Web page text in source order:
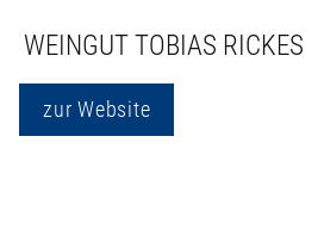
WEINGUT TOBIAS RICKES
zur Website